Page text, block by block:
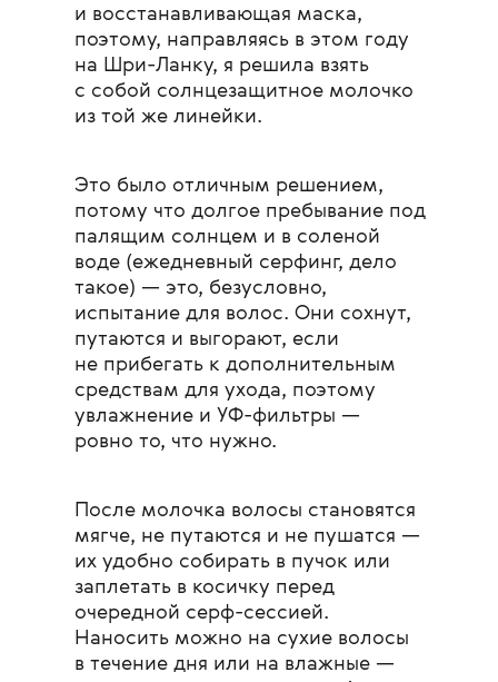
и восстанавливающая маска,
поэтому, направляясь в этом году
на Шри-Ланку, я решила взять
с собой солнцезащитное молочко
из той же линейки.
Это было отличным решением,
потому что долгое пребывание под
палящим солнцем и в соленой
воде (ежедневный серфинг, дело
такое) — это, безусловно,
испытание для волос. Они сохнут,
путаются и выгорают, если
не прибегать к дополнительным
средствам для ухода, поэтому
увлажнение и УФ-фильтры —
ровно то, что нужно.
После молочка волосы становятся
мягче, не путаются и не пушатся —
их удобно собирать в пучок или
заплетать в косичку перед
очередной серф-сессией.
Наносить можно на сухие волосы
в течение дня или на влажные —